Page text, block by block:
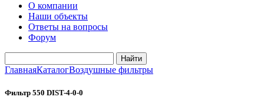
О компании
Наши объекты
Ответы на вопросы
Форум
ГлавнаяКаталогВоздушные фильтры
Фильтр 550 DIST-4-0-0